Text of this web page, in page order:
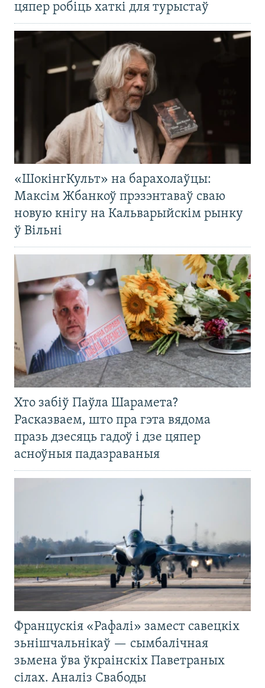
цяпер робіць хаткі для турыстаў
«ШокінгКульт» на барахолаўцы:
Максім Жбанкоў прэзэнтаваў сваю
новую кнігу на Кальварыйскім рынку
ў Вільні
Хто забіў Паўла Шарамета?
Расказваем, што пра гэта вядома
празь дзесяць гадоў і дзе цяпер
асноўныя падазраваныя
Францускія «Рафалі» замест савецкіх
зьнішчальнікаў — сымбалічная
зьмена ўва ўкраінскіх Паветраных
сілах. Аналіз Свабоды